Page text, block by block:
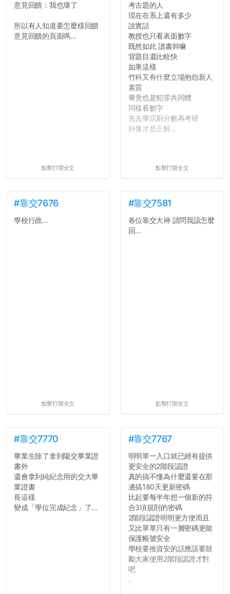
意見回饋：我也壞了
所以有人知道要怎麼樣回饋
意見回饋的頁面嗎...
點擊打開全文
考古題的人
現在在系上還有多少
說實話
教授也只看表面數字
既然如此 讀書幹嘛
背題目還比較快
如果這樣
竹科又有什麼立場抱怨新人
素質
畢竟也是犯罪共同體
同樣看數字
先去學店刷分數再考研
好像才是正解...
點擊打開全文
#靠交7676
學校行政...
點擊打開全文
#靠交7581
各位靠交大神 請問我該怎麼
回...
點擊打開全文
#靠交7770
畢業生除了拿到陽交畢業證
書外
還會拿到純紀念用的交大畢
業證書
長這樣
變成「學位完成紀念」了...
#靠交7767
明明單一入口就已經有提供
更安全的2階段認證
真的搞不懂為什麼還要在那
邊搞180天更新密碼
比起要每半年想一個新的符
合3項規則的密碼
2階段認證明明更方便而且
又比單單只有一層密碼更能
保護帳號安全
學校要推資安的話應該要鼓
勵大家使用2階段認證才對
吧
.
.